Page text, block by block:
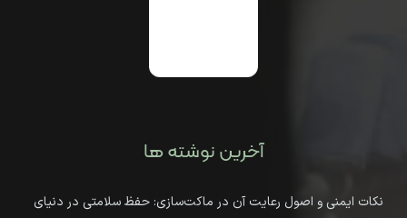
آخرین نوشته ها
نکات ایمنی و اصول رعایت آن در ماکت‌سازی: حفظ سلامتی در دنیای